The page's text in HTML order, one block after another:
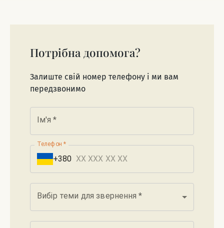
Потрібна допомога?
Залиште свій номер телефону і ми вам
передзвонимо
Ім'я *
Телефон *
+380
Вибір теми для звернення *